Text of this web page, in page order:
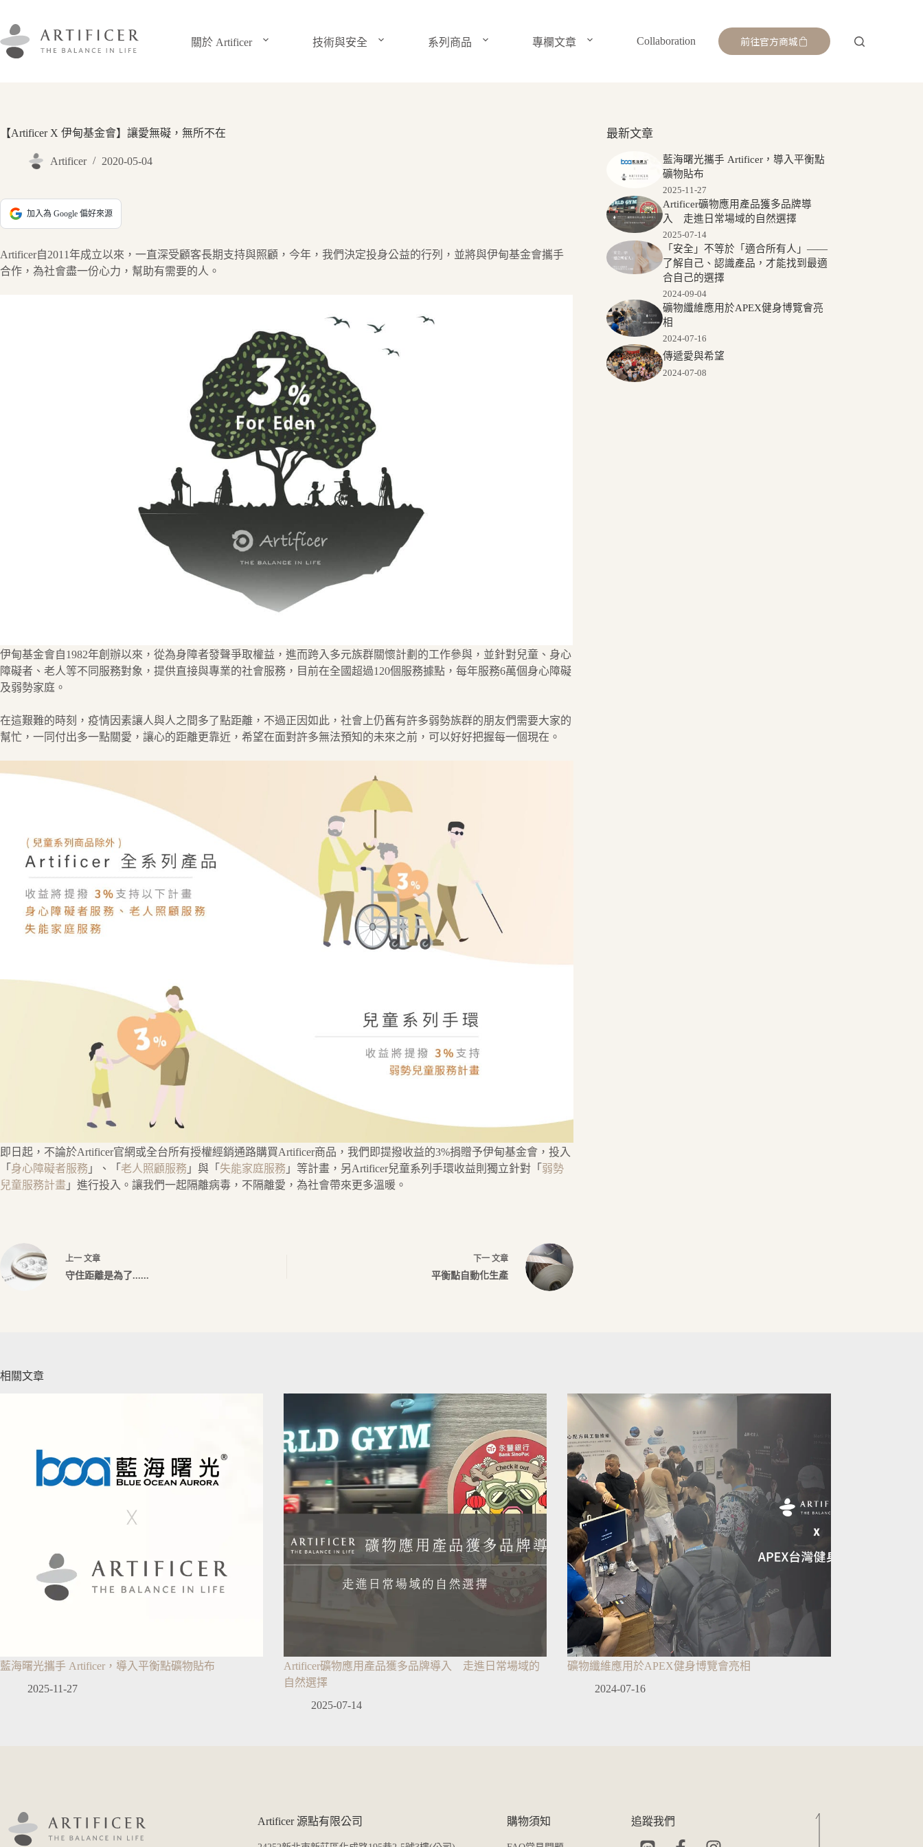
主
要
關於 Artificer 技術與安全 系列商品 專欄文章 Collaboration 前往官方商城
【Artificer X 伊甸基金會】讓愛無礙，無所不在
Artificer 2020-05-04
加入為 Google 偏好來源
Artificer自2011年成立以來，一直深受顧客長期支持與照顧，今年，我們決定投身公益的行列，並將與伊甸基金會攜手
合作，為社會盡一份心力，幫助有需要的人。
伊甸基金會自1982年創辦以來，從為身障者發聲爭取權益，進而跨入多元族群關懷計劃的工作參與，並針對兒童、身心
障礙者、老人等不同服務對象，提供直接與專業的社會服務，目前在全國超過120個服務據點，每年服務6萬個身心障礙
及弱勢家庭。
在這艱難的時刻，疫情因素讓人與人之間多了點距離，不過正因如此，社會上仍舊有許多弱勢族群的朋友們需要大家的
幫忙，一同付出多一點關愛，讓心的距離更靠近，希望在面對許多無法預知的未來之前，可以好好把握每一個現在。
即日起，不論於Artificer官網或全台所有授權經銷通路購買Artificer商品，我們即提撥收益的3%捐贈予伊甸基金會，投入
「 身心障礙者服務 」、「 老人照顧服務 」與「 失能家庭服務 」等計畫，另Artificer兒童系列手環收益則獨立針對「 弱勢
兒童服務計畫 」進行投入。讓我們一起隔離病毒，不隔離愛，為社會帶來更多溫暖。
上一 文章
守住距離是為了......
下一 文章
平衡點自動化生產
最新文章
藍海曙光攜手 Artificer，導入平衡點
礦物貼布
2025-11-27
Artificer礦物應用產品獲多品牌導
入 走進日常場域的自然選擇
2025-07-14
「安全」不等於「適合所有人」——
了解自己、認識產品，才能找到最適
合自己的選擇
2024-09-04
礦物纖維應用於APEX健身博覽會亮
相
2024-07-16
傳遞愛與希望
2024-07-08
相關文章
藍海曙光攜手 Artificer，導入平衡點礦物貼布
2025-11-27
Artificer礦物應用產品獲多品牌導入 走進日常場域的
自然選擇
2025-07-14
礦物纖維應用於APEX健身博覽會亮相
2024-07-16
Artificer 源點有限公司 購物須知 追蹤我們